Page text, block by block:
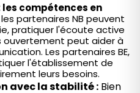
compétences en
partenaires NB peuvent
pratiquer l'écoute active
ouvertement peut aider à
Les partenaires BE,
l'établissement de
leurs besoins.
avec la stabilité : Bien